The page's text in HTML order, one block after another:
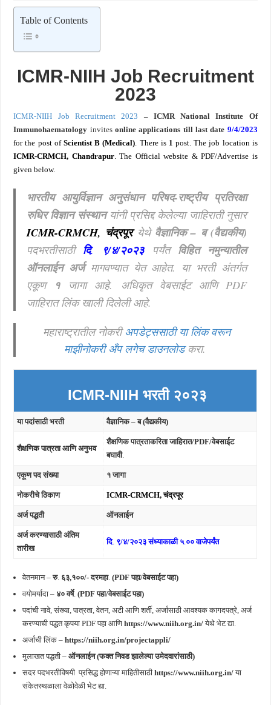
BOB PMO Professional – पदवीधर ; ५ पदभरतीं अंतर्गत नोकरीची संधी
Table of Contents
ICMR-NIIH Job Recruitment
2023
ICMR-NIIH Job Recruitment 2023 – ICMR National Institute Of
Immunohaematology invites online applications till last date 9/4/2023
for the post of Scientist B (Medical). There is1post. The job location is
ICMR-CRMCH, Chandrapur. The Official website & PDF/Advertise is
given below.
भारतीय आयुर्विज्ञान अनुसंधान परिषद-राष्ट्रीय प्रतिरक्षा
रुधिर विज्ञान संस्थानयांनी प्रसिद्द केलेल्या जाहिराती नुसार
ICMR-CRMCH, चंद्रपूरयेथे वैज्ञानिक – ब (वैद्यकीय)
पदभरतीसाठी दि. ९/४/२०२३पर्यंतविहित नमुन्यातील
ऑनलाईन अर्जमागवण्यात येत आहेत. या भरती अंतर्गत
एकूण १जागा आहे. अधिकृत वेबसाईट आणि PDF
जाहिरात लिंक खाली दिलेली आहे.
महाराष्ट्रातील नोकरीअपडेट्ससाठी या लिंक वरून
माझीनोकरी अँप लगेच डाउनलोडकरा.
ICMR-NIIHभरती २०२३
या पदांसाठी भरती वैज्ञानिक – ब (वैद्यकीय)
शैक्षणिक पात्रता आणि अनुभव
शैक्षणिक पात्रताकरिता जाहिरात/PDF/वेबसाईट
बघावी.
एकूण पद संख्या १ जागा
नोकरीचे ठिकाण ICMR-CRMCH, चंद्रपूर
अर्ज पद्धती ऑनलाईन
अर्ज करण्यासाठी अंतिम
तारीख
दि. ९/४/२०२३ संध्याकाळी ५.०० वाजेपर्यंत
वेतनमान –रु. ६३,१००/- दरमहा.(PDF पहा/वेबसाईट पहा)
वयोमर्यादा – ४० वर्षे.(PDF पहा/वेबसाईट पहा)
पदांची नावे, संख्या, पात्रता, वेतन, अटी आणि शर्ती, अर्जासाठी आवश्यक कागदपत्रे, अर्ज
करण्याची पद्धत कृपया PDF पहा आणिhttps://www.niih.org.in/येथे भेट द्या.
अर्जाची लिंक –https://niih.org.in/projectappli/
मुलाखत पद्धती –ऑनलाईन (फक्त निवड झालेल्या उमेदवारांसाठी)
सदर पदभरतीविषयी प्रसिद्ध होणाऱ्या माहितीसाठी https://www.niih.org.in/या
संकेतस्थळाला वेळोवेळी भेट द्या.